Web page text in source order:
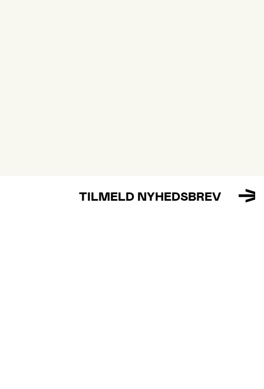
TILMELD NYHEDSBREV